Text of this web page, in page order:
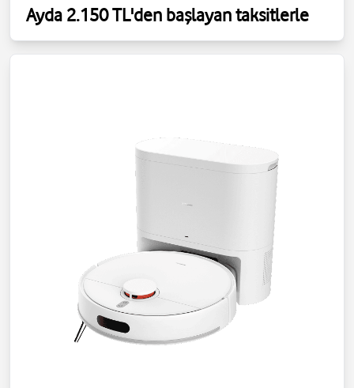
Ayda 2.150 TL'den başlayan taksitlerle